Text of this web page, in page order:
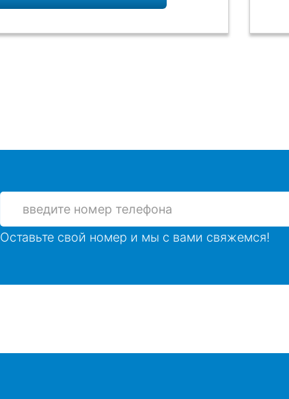
Оставьте свой номер и мы с вами свяжемся!